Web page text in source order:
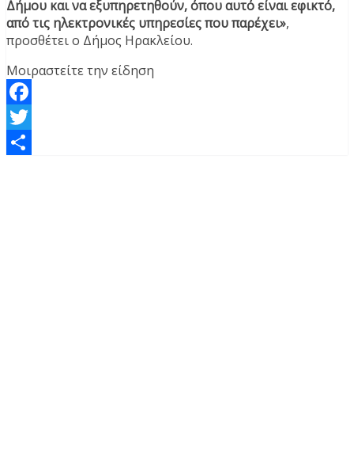
Δήμου και να εξυπηρετηθούν, όπου αυτό είναι εφικτό,
από τις ηλεκτρονικές υπηρεσίες που παρέχει»,
προσθέτει ο Δήμος Ηρακλείου.
Μοιραστείτε την είδηση
Facebook
Twitter